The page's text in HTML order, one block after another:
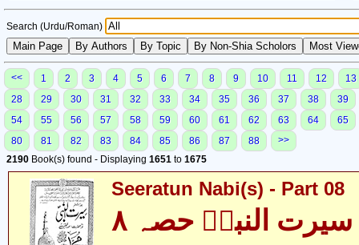
Search (Urdu/Roman)
<< 1 2 3 4 5 6 7 8 9 10 11 12
13
28
29 30 31 32 33 34 35 36 37 38
39
54
55 56 57 58 59 60 61 62 63 64
65
80
81 82 83 84 85 86 87 88
>>
2190 Book(s) found - Displaying 1651 to 1675
Seeratun Nabi(s) - Part 08
سیرت النبیؐ حصہ ۸